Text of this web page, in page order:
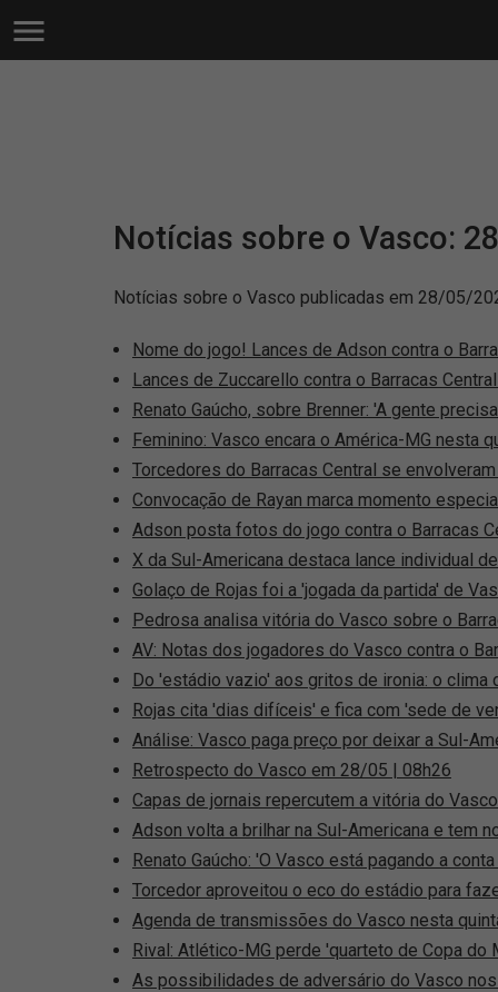
Notícias sobre o Vasco:
Notícias sobre o Vasco publicadas em 28/05/
Nome do jogo! Lances de Adson contra o
Lances de Zuccarello contra o Barracas
Renato Gaúcho, sobre Brenner: 'A gente
Feminino: Vasco encara o América-MG nesta
Torcedores do Barracas Central se
Convocação de Rayan marca momento
Adson posta fotos do jogo contra o Barracas
X da Sul-Americana destaca lance individual
Golaço de Rojas foi a 'jogada da partida' de
Pedrosa analisa vitória do Vasco sobre o
AV: Notas dos jogadores do Vasco contra o
Do 'estádio vazio' aos gritos de ironia: o clima
Rojas cita 'dias difíceis' e fica com 'sede de
Análise: Vasco paga preço por deixar a Sul-
Retrospecto do Vasco em 28/05 | 08h26
Capas de jornais repercutem a vitória do
Adson volta a brilhar na Sul-Americana e tem
Renato Gaúcho: 'O Vasco está pagando a
Torcedor aproveitou o eco do estádio para
Agenda de transmissões do Vasco nesta
Rival: Atlético-MG perde 'quarteto de Copa do
As possibilidades de adversário do Vasco